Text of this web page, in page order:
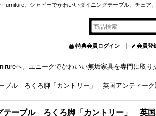
。シャビーでかわいいダイニングテーブル、チェア
特典会員ログイン 会員登
へ。ユニークでかわいい無垢家具を専門に取り
ブル ろくろ脚「カントリー」 英国アンティーク
テーブル ろくろ脚「カントリー」 英